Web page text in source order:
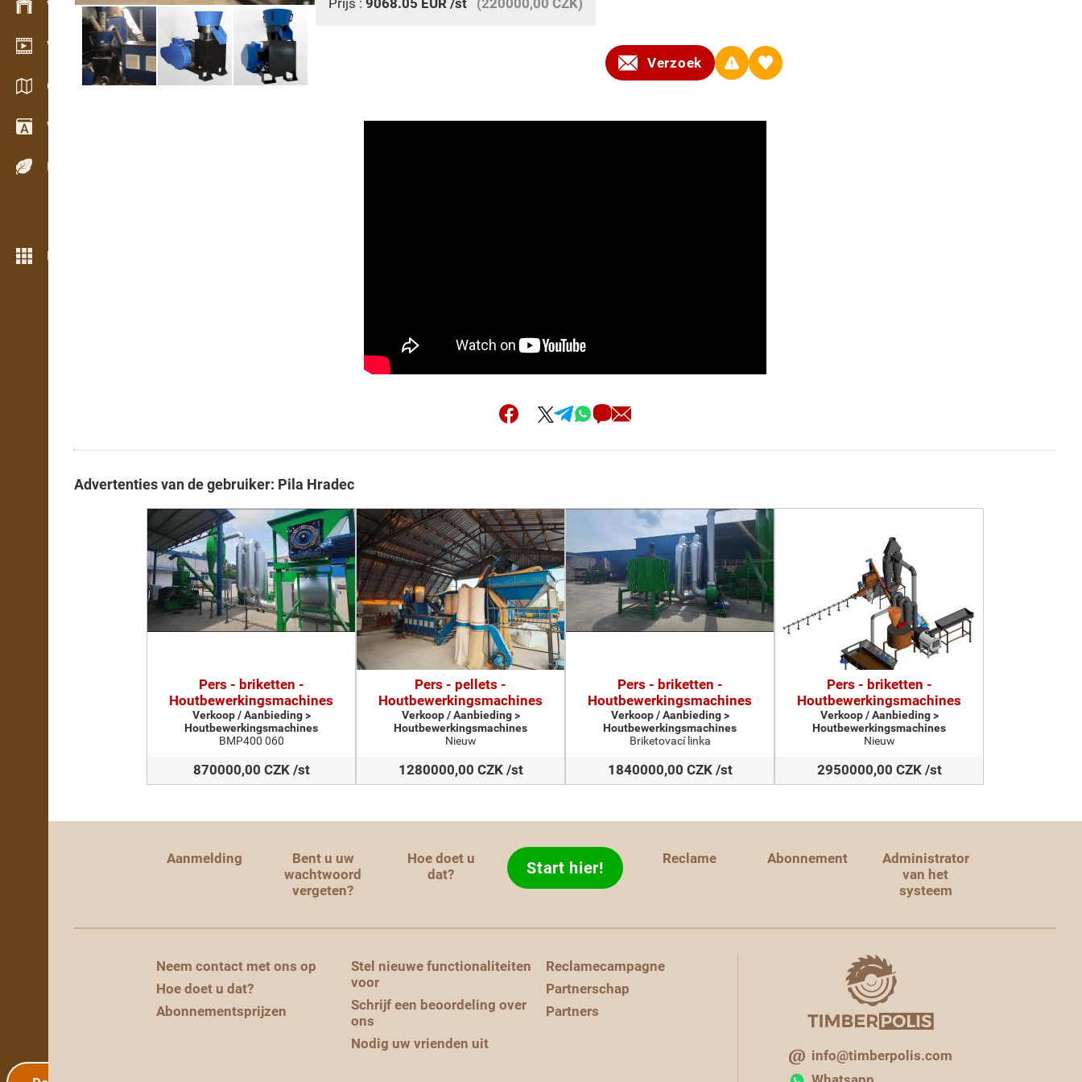
Voorraadbeheer
Video showroom
Catalogi / Brochures
Woordenboek
Houtsoorten
Meer opties
Prijs : 9068.05 EUR /st (220000,00 CZK)
Verzoek
Advertenties van de gebruiker: Pila Hradec
Pers - briketten -
Houtbewerkingsmachines
Verkoop / Aanbieding >
Houtbewerkingsmachines
BMP400 060
870000,00 CZK /st
Pers - pellets -
Houtbewerkingsmachines
Verkoop / Aanbieding >
Houtbewerkingsmachines
Nieuw
1280000,00 CZK /st
Pers - briketten -
Houtbewerkingsmachines
Verkoop / Aanbieding >
Houtbewerkingsmachines
Briketovací linka
1840000,00 CZK /st
Pers - briketten -
Houtbewerkingsmachines
Verkoop / Aanbieding >
Houtbewerkingsmachines
Nieuw
2950000,00 CZK /st
Aanmelding
Bent u uw
wachtwoord
vergeten?
Hoe doet u
dat?
Start hier! Reclame Abonnement
Administrator
van het
systeem
Neem contact met ons op
Hoe doet u dat?
Abonnementsprijzen
Stel nieuwe functionaliteiten
voor
Schrijf een beoordeling over
ons
Nodig uw vrienden uit
Reclamecampagne
Partnerschap
Partners
info@timberpolis.com